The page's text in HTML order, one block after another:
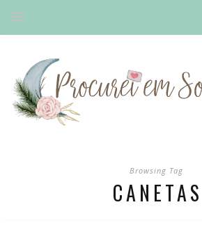
Browsing Tag
CANETAS